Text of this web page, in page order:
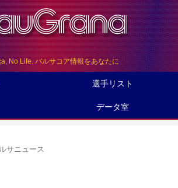
No Life. バルサコア情報をあなたに
選手リスト
データ室
サニュース